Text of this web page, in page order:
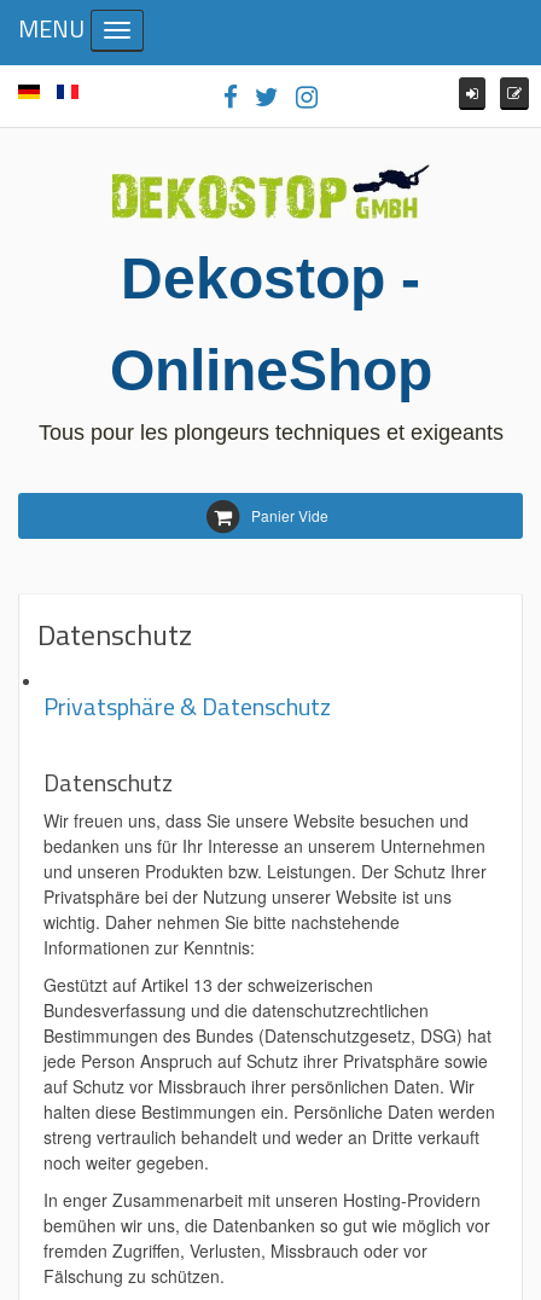
Dekostop -
OnlineShop
Tous pour les plongeurs techniques et exigeants
Panier Vide
MENU Toggle navigation
Datenschutz
Privatsphäre & Datenschutz
Datenschutz
Wir freuen uns, dass Sie unsere Website besuchen und
bedanken uns für Ihr Interesse an unserem Unternehmen
und unseren Produkten bzw. Leistungen. Der Schutz Ihrer
Privatsphäre bei der Nutzung unserer Website ist uns
wichtig. Daher nehmen Sie bitte nachstehende
Informationen zur Kenntnis:
Gestützt auf Artikel 13 der schweizerischen
Bundesverfassung und die datenschutzrechtlichen
Bestimmungen des Bundes (Datenschutzgesetz, DSG) hat
jede Person Anspruch auf Schutz ihrer Privatsphäre sowie
auf Schutz vor Missbrauch ihrer persönlichen Daten. Wir
halten diese Bestimmungen ein. Persönliche Daten werden
streng vertraulich behandelt und weder an Dritte verkauft
noch weiter gegeben.
In enger Zusammenarbeit mit unseren Hosting-Providern
bemühen wir uns, die Datenbanken so gut wie möglich vor
fremden Zugriffen, Verlusten, Missbrauch oder vor
Fälschung zu schützen.